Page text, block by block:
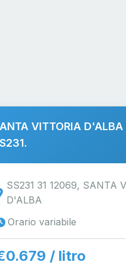
VITTORIA D'ALBA
SS231 31 12069, SANTA
D'ALBA
Orario variabile
/ litro